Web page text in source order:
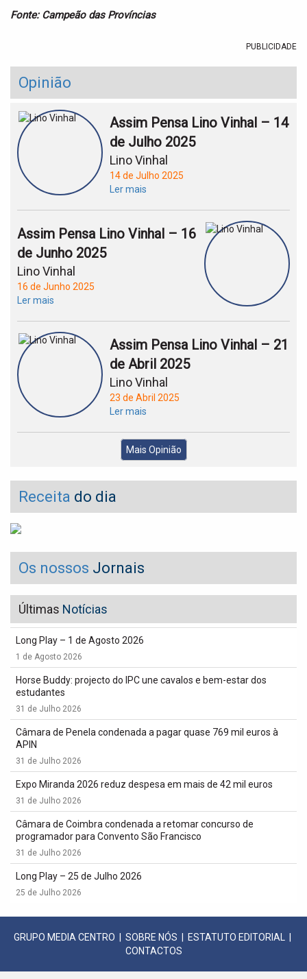
Fonte: Campeão das Províncias
PUBLICIDADE
Opinião
Assim Pensa Lino Vinhal – 14
de Julho 2025
Lino Vinhal
14 de Julho 2025
Ler mais
Assim Pensa Lino Vinhal – 16
de Junho 2025
Lino Vinhal
16 de Junho 2025
Ler mais
Assim Pensa Lino Vinhal – 21
de Abril 2025
Lino Vinhal
23 de Abril 2025
Ler mais
Mais Opinião
Receita do dia
Os nossos Jornais
Últimas Notícias
Long Play – 1 de Agosto 2026
1 de Agosto 2026
Horse Buddy: projecto do IPC une cavalos e bem-estar dos
estudantes
31 de Julho 2026
Câmara de Penela condenada a pagar quase 769 mil euros à
APIN
31 de Julho 2026
Expo Miranda 2026 reduz despesa em mais de 42 mil euros
31 de Julho 2026
Câmara de Coimbra condenada a retomar concurso de
programador para Convento São Francisco
31 de Julho 2026
Long Play – 25 de Julho 2026
25 de Julho 2026
GRUPO MEDIA CENTRO SOBRE NÓS ESTATUTO EDITORIAL
CONTACTOS